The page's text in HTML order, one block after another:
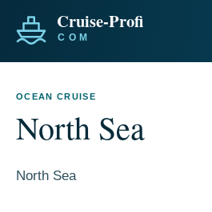
OCEAN CRUISE
North Sea
North Sea